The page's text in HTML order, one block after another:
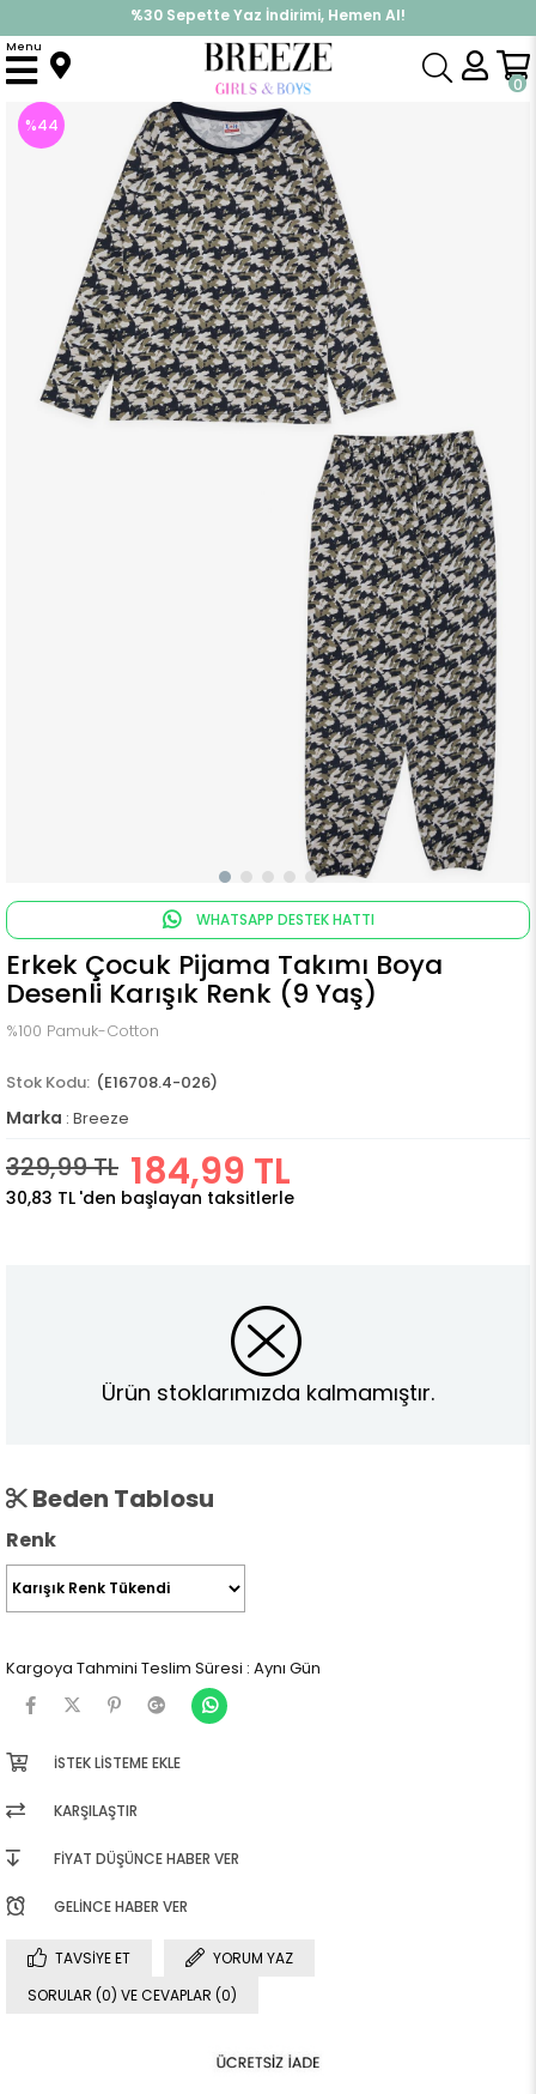
%30 Sepette Yaz İndirimi, Hemen Al!
İndirimlere ek %10 İndirimi Kap, Hemen Üye Ol!
0
Menu
Anasayfa Pijama & İç Giyim ERKEK Pijama Takımı
%44
WHATSAPP DESTEK HATTI
Erkek Çocuk Pijama Takımı Boya
Desenli Karışık Renk (9 Yaş)
%100 Pamuk-Cotton
(E16708.4-026)
Marka : Breeze
329,99 TL 184,99 TL
30,83 TL 'den başlayan taksitlerle
Ürün stoklarımızda kalmamıştır.
Beden Tablosu
Renk
Kargoya Tahmini Teslim Süresi : Aynı Gün
İSTEK LISTEME EKLE
KARŞILAŞTIR
FIYAT DÜŞÜNCE HABER VER
GELINCE HABER VER
TAVSIYE ET
YORUM YAZ
SORULAR (0) VE CEVAPLAR (0)